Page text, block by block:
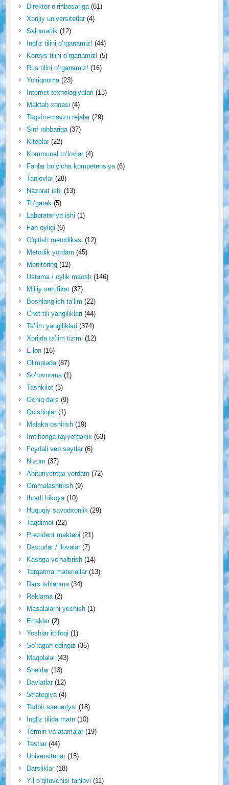
Direktor o‘rinbosariga(61)
Xorijiy universitetlar(4)
Salomatlik(12)
Ingliz tilini o‘rganamiz! (44)
Koreys tilini o‘rganamiz! (5)
Rus tilini o‘rganamiz! (16)
Yo‘riqnoma(23)
Internet texnologiyalari (13)
Maktab xonasi (4)
Taqvim-mavzu rejalar(29)
Sinf rahbariga(37)
Kitoblar(22)
Kommunal to‘lovlar(4)
Fanlar bo‘yicha kompetensiya(6)
Tanlovlar(28)
Nazorat ishi (13)
To‘garak(5)
Laboratoriya ishi (1)
Fan oyligi (6)
O'qitish metodikasi (12)
Metodik yordam (45)
Monitoring(12)
Ustama / oylik maosh(146)
Milliy sertifikat(37)
Boshlang‘ich ta’lim (22)
Chet tili yangiliklari (44)
Ta’lim yangiliklari (374)
Xorijda ta’lim tizimi (12)
E’lon(16)
Olimpiada(87)
So‘rovnoma(1)
Tashkilot(3)
Ochiq dars (9)
Qo‘shiqlar(1)
Malaka oshirish(19)
Imtihonga tayyorgarlik(63)
Foydali veb saytlar(6)
Nizom (37)
Abituriyentga yordam (72)
Ommalashtirish(9)
Ibratli hikoya(10)
Huquqiy savodxonlik(29)
Taqdimot(22)
Prezident maktabi (21)
Dasturlar / ilovalar(7)
Kasbga yo'naltirish(14)
Tarqatma materiallar(13)
Dars ishlanma(34)
Reklama(2)
Masalalarni yechish(1)
Ertaklar(2)
Yoshlar ittifoqi (1)
So‘ragan edingiz (35)
Maqolalar(43)
She’rlar(13)
Davlatlar(12)
Strategiya(4)
Tadbir ssenariysi (18)
Ingliz tilida matn(10)
Termin va atamalar(19)
Testlar(44)
Universitetlar(15)
Darsliklar(18)
Yil o‘qituvchisi tanlovi (11)